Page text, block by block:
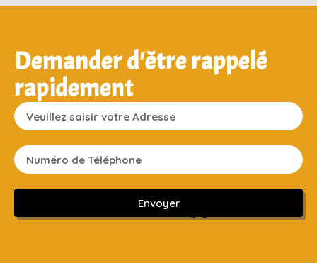
Demander d'être rappelé
rapidement
Envoyer
Sans engagement ni frais cachés